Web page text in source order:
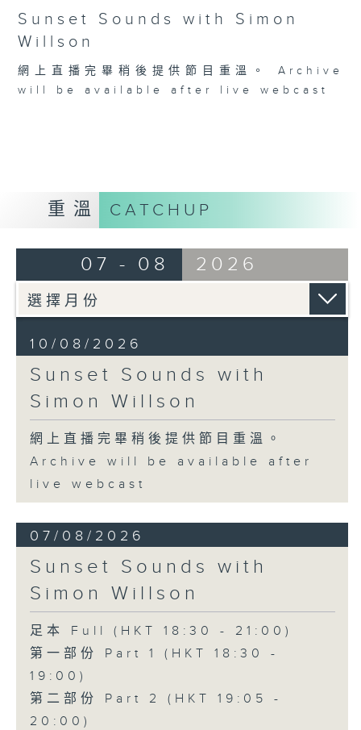
Sunset Sounds with Simon
Willson
網上直播完畢稍後提供節目重溫。 Archive
will be available after live webcast
重溫 CATCHUP
07 - 08 2026
10/08/2026
Sunset Sounds with
Simon Willson
網上直播完畢稍後提供節目重溫。
Archive will be available after
live webcast
07/08/2026
Sunset Sounds with
Simon Willson
足本 Full (HKT 18:30 - 21:00)
第一部份 Part 1 (HKT 18:30 -
19:00)
第二部份 Part 2 (HKT 19:05 -
20:00)